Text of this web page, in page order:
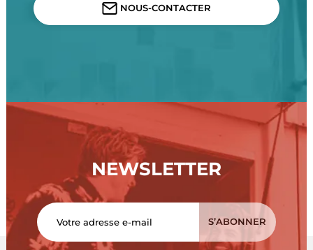
NOUS-CONTACTER
NEWSLETTER